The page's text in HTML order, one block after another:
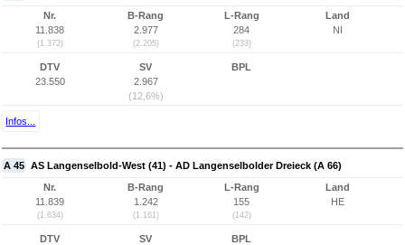
Nr.
11.838
(1.372)
B-Rang
2.977
(2.205)
L-Rang
284
(233)
Land
NI
DTV
23.550
SV
2.967
(12,6%)
BPL
Infos...
A 45 AS Langenselbold-West (41) - AD Langenselbolder Dreieck (A 66)
Nr.
11.839
(1.634)
B-Rang
1.242
(1.161)
L-Rang
155
(142)
Land
HE
DTV
SV
BPL